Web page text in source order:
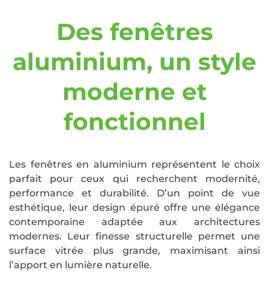
Des fenêtres
aluminium, un style
moderne et
fonctionnel
Les fenêtres en aluminium représentent le choix
parfait pour ceux qui recherchent modernité,
performance et durabilité. D’un point de vue
esthétique, leur design épuré offre une élégance
contemporaine adaptée aux architectures
modernes. Leur finesse structurelle permet une
surface vitrée plus grande, maximisant ainsi
l’apport en lumière naturelle.